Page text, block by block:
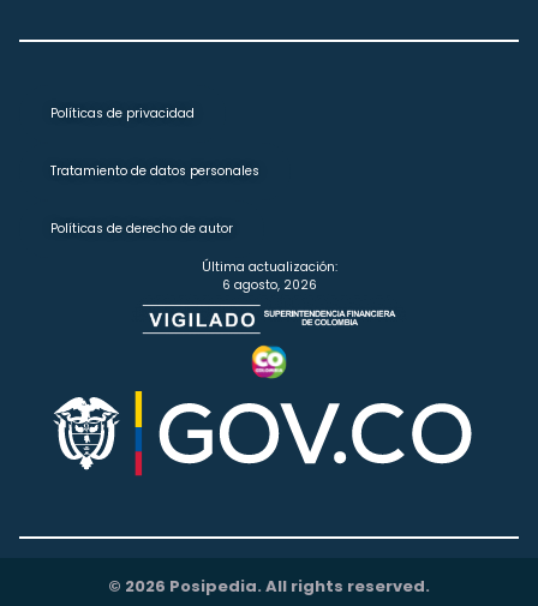
Políticas de privacidad
Tratamiento de datos personales
Políticas de derecho de autor
Última actualización:
6 agosto, 2026
© 2026 Posipedia. All rights reserved.